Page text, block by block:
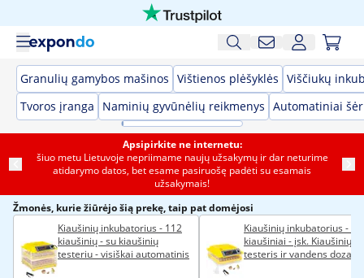
Granulių gamybos mašinos Vištienos plėšyklės Viščiukų
Tvoros įranga
Naminių gyvūnėlių reikmenys Automatiniai
Apsipirkite ne internetu:
šiuo metu Lietuvoje nepriimame naujų užsakymų ir dar neturime
atidarymo datos, bet esame pasiruošę padėti su esamais
užsakymais!
Žmonės, kurie žiūrėjo šią prekę, taip pat domėjosi
Kiaušinių inkubatorius - 112
kiaušinių - su kiaušinių
testeriu - visiškai automatinis
Kiaušinių inkubatorius - 48
kiaušiniai - įsk. Kiaušinių
testeris ir vandens